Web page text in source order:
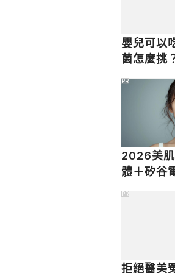
嬰兒可以
菌怎麼挑
活的」差
2026美
體＋矽谷
PR
拒絕醫美
PR